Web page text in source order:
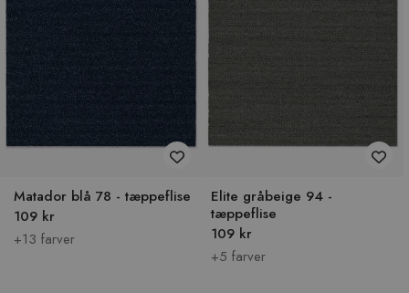
Matador blå 78 - tæppeflise
109 kr
+13 farver
Elite gråbeige 94 -
tæppeflise
109 kr
+5 farver